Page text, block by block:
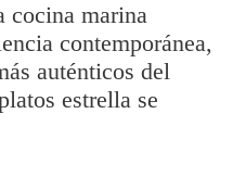
cocina marina
contemporánea,
auténticos del
estrella se